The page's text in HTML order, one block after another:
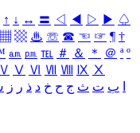
↑ ↓ ↔ 〓 ◁ ◀ ▷ ▶ ♤
▩ ♨ ☏ ☎ ☜ ☞ ¶ †
㏂ ㏘ ℡ ＃ ＆ ＊ ＠ ª º
Ⅳ Ⅴ Ⅵ Ⅶ Ⅷ Ⅸ Ⅹ
ب ت ث ج ح خ د ذ ر ز